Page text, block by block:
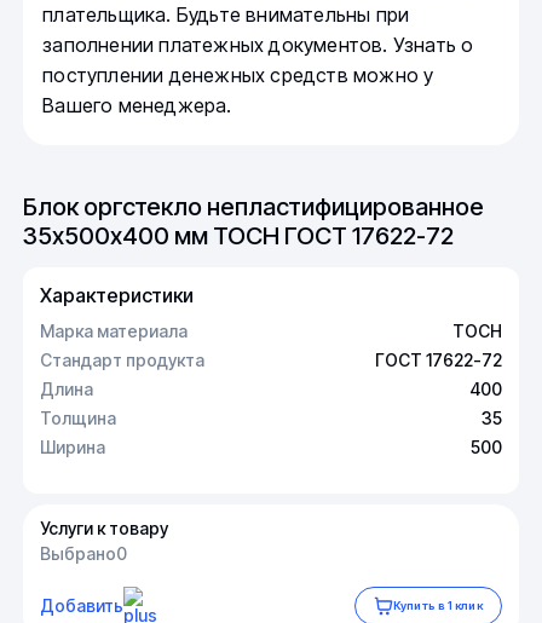
плательщика. Будьте внимательны при
заполнении платежных документов. Узнать о
поступлении денежных средств можно у
Вашего менеджера.
Блок оргстекло непластифицированное
35х500х400 мм ТОСН ГОСТ 17622-72
Характеристики
Марка материала
ТОСН
Стандарт продукта
ГОСТ 17622-72
Длина
400
Толщина
35
Ширина
500
Услуги к товару
Выбрано0
Добавить Купить в 1 клик